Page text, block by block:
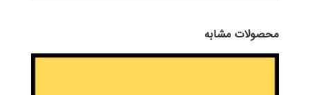
محصولات مشابه